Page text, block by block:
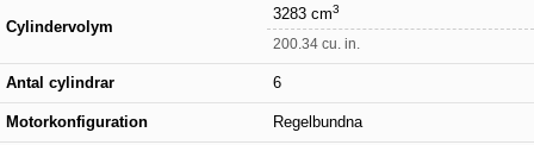
Cylindervolym
3283 cm3
200.34 cu. in.
Antal cylindrar 6
Motorkonfiguration Regelbundna